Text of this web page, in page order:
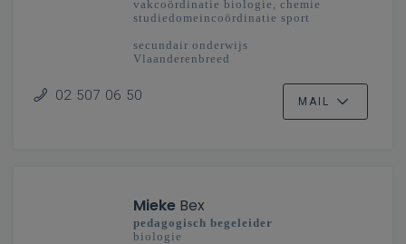
vakcoördinatie biologie, chemie
studiedomeincoördinatie sport
secundair onderwijs
Vlaanderenbreed
02 507 06 50 MAIL
Mieke Bex
pedagogisch begeleider
biologie